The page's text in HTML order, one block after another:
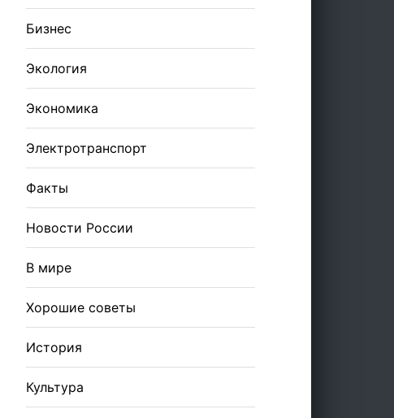
Бизнес
Экология
Экономика
Электротранспорт
Факты
Новости России
В мире
Хорошие советы
История
Культура